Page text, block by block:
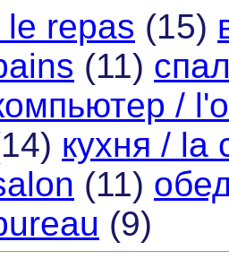
le repas (15)
(11)
/
кухня / la
(11)
(9)